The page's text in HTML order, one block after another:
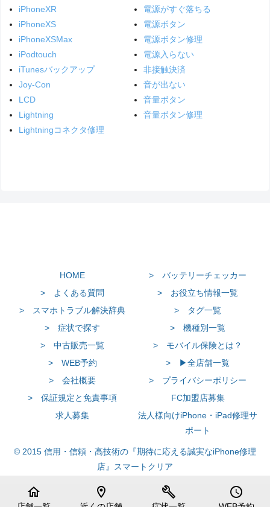
iPhoneXR
iPhoneXS
iPhoneXSMax
iPodtouch
iTunesバックアップ
Joy-Con
LCD
Lightning
Lightningコネクタ修理
電源がすぐ落ちる
電源ボタン
電源ボタン修理
電源入らない
非接触決済
音が出ない
音量ボタン
音量ボタン修理
HOME
> バッテリーチェッカー
> よくある質問
> お役立ち情報一覧
> スマホトラブル解決辞典
> タグ一覧
> 症状で探す
> 機種別一覧
> 中古販売一覧
> モバイル保険とは？
> WEB予約
> ▶全店舗一覧
> 会社概要
> プライバシーポリシー
> 保証規定と免責事項
FC加盟店募集
求人募集
法人様向けiPhone・iPad修理サ
ポート
© 2015 信用・信頼・高技術の『期待に応える誠実なiPhone修理
店』スマートクリア
home location_on build schedule